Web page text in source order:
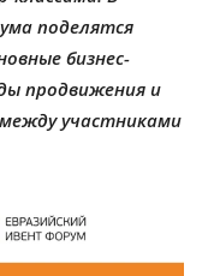
поделятся
бизнес-
продвижения и
участниками